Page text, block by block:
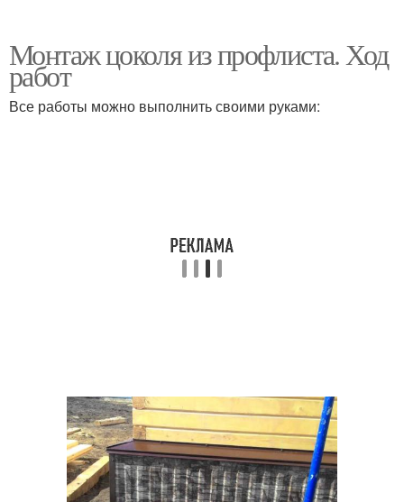
Монтаж цоколя из профлиста. Ход
работ
Все работы можно выполнить своими руками: